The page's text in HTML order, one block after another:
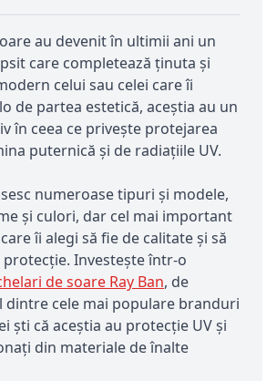
au devenit în ultimii ani un
care completează ținuta și
celui sau celei care îi
de partea estetică, aceștia au un
în ceea ce privește protejarea
puternică și de radiațiile UV.
numeroase tipuri și modele,
și culori, dar cel mai important
îi alegi să fie de calitate și să
Investește într-o
de soare Ray Ban, de
dintre cele mai populare branduri
ști că aceștia au protecție UV și
din materiale de înalte